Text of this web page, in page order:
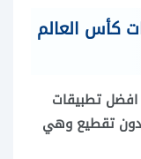
كأس العالم
تطبيقات
تقطيع وهي